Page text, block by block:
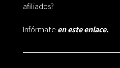
afiliados?
Infórmate en este enlace.